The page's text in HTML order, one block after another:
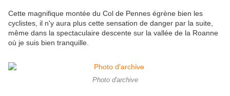
Cette magnifique montée du Col de Pennes égrène bien les
cyclistes, il n'y aura plus cette sensation de danger par la suite,
même dans la spectaculaire descente sur la vallée de la Roanne
où je suis bien tranquille.
Photo d'archive